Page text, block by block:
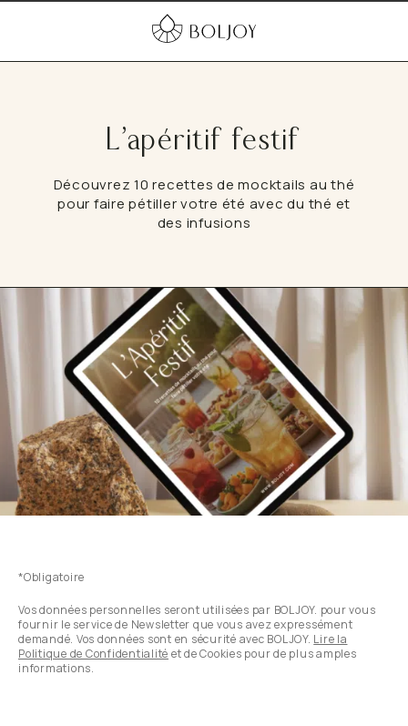
L’apéritif festif
Découvrez 10 recettes de mocktails au thé
pour faire pétiller votre été avec du thé et
des infusions
*Obligatoire
Vos données personnelles seront utilisées par BOLJOY. pour vous
fournir le service de Newsletter que vous avez expressément
demandé. Vos données sont en sécurité avec BOLJOY. Lire la
Politique de Confidentialité et de Cookies pour de plus amples
informations.